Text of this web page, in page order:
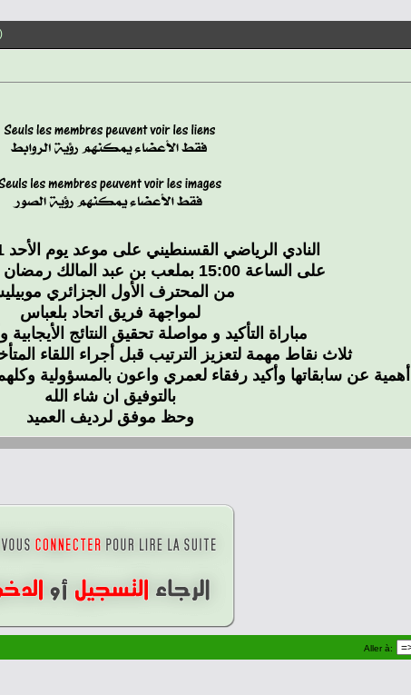
النادي الرياضي القسنطيني على موعد يوم الأحد 21 مارس 2021
على الساعة 15:00 بملعب بن عبد المالك رمضان ضمن الجولة 19
من المحترف الأول الجزائري
لمواجهة فريق اتحاد بلعباس
مباراة التأكيد و مواصلة تحقيق النتائج الأيجابية
ثلاث نقاط مهمة لتعزيز الترتيب قبل أجراء اللقاء
أهمية عن سابقاتها وأكيد رفقاء لعمري واعون بالمسؤولية
بالتوفيق ان شاء الله
وحظ موفق لرديف العميد
Aller à: